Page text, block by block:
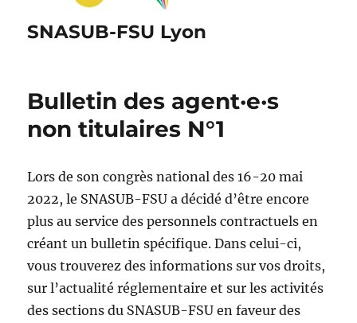
SNASUB-FSU Lyon
Bulletin des agent·e·s
non titulaires N°1
Lors de son congrès national des 16-20 mai
2022, le SNASUB-FSU a décidé d’être encore
plus au service des personnels contractuels en
créant un bulletin spécifique. Dans celui-ci,
vous trouverez des informations sur vos droits,
sur l’actualité réglementaire et sur les activités
des sections du SNASUB-FSU en faveur des